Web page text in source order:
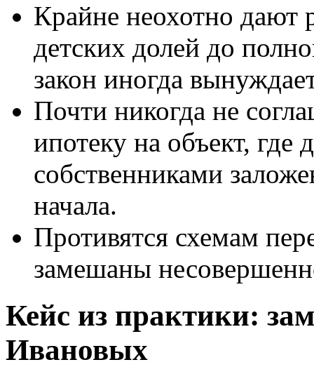
Крайне неохотно дают
детских долей до
закон иногда
Почти никогда не
ипотеку на объект,
собственниками
начала.
Противятся схемам
замешаны
Кейс из практики:
Ивановых